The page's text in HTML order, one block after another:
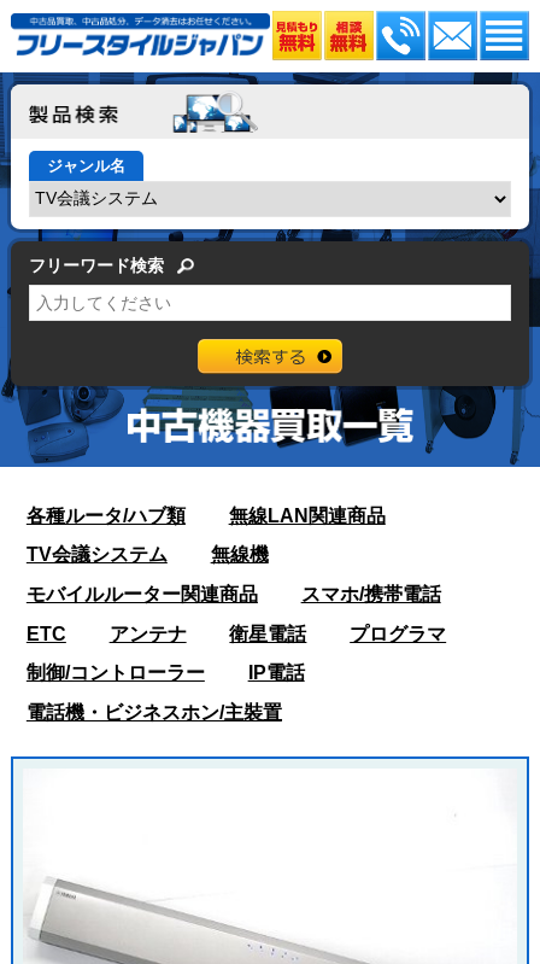
ジャンル名
フリーワード検索
各種ルータ/ハブ類
無線LAN関連商品
TV会議システム
無線機
モバイルルーター関連商品
スマホ/携帯電話
ETC
アンテナ 衛星電話
プログラマ
制御/コントローラー
IP電話
電話機・ビジネスホン/主裝置